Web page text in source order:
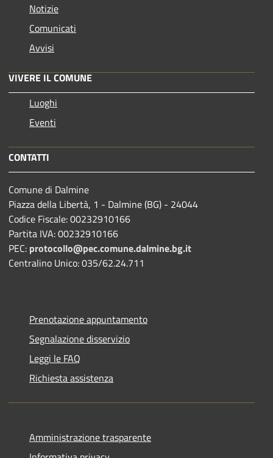
Notizie
Comunicati
Avvisi
VIVERE IL COMUNE
Luoghi
Eventi
CONTATTI
Comune di Dalmine
Piazza della Libertà, 1 - Dalmine (BG) - 24044
Codice Fiscale: 00232910166
Partita IVA: 00232910166
PEC: protocollo@pec.comune.dalmine.bg.it
Centralino Unico: 035/62.24.711
Prenotazione appuntamento
Segnalazione disservizio
Leggi le FAQ
Richiesta assistenza
Amministrazione trasparente